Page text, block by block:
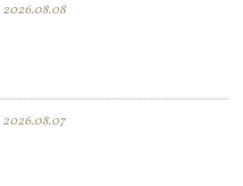
2026.08.08
2026.08.07